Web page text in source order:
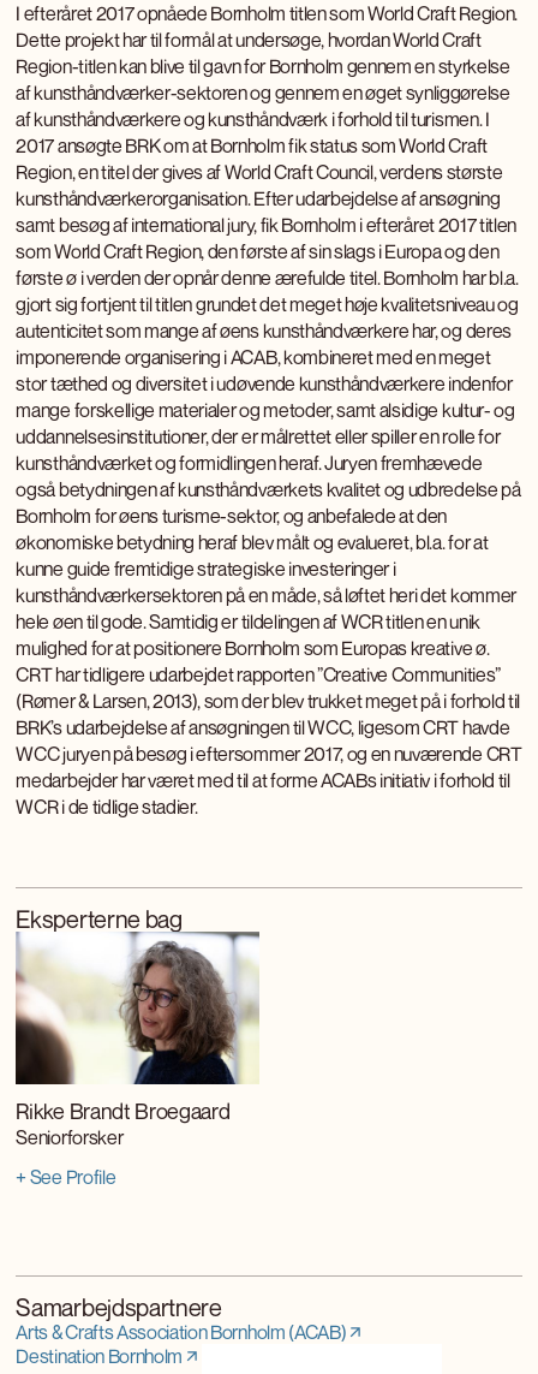
I efteråret 2017 opnåede Bornholm titlen som World Craft Region.
Dette projekt har til formål at undersøge, hvordan World Craft
Region-titlen kan blive til gavn for Bornholm gennem en styrkelse
af kunsthåndværker-sektoren og gennem en øget synliggørelse
af kunsthåndværkere og kunsthåndværk i forhold til turismen. I
2017 ansøgte BRK om at Bornholm fik status som World Craft
Region, en titel der gives af World Craft Council, verdens største
kunsthåndværkerorganisation. Efter udarbejdelse af ansøgning
samt besøg af international jury, fik Bornholm i efteråret 2017 titlen
som World Craft Region, den første af sin slags i Europa og den
første ø i verden der opnår denne ærefulde titel. Bornholm har bl.a.
gjort sig fortjent til titlen grundet det meget høje kvalitetsniveau og
autenticitet som mange af øens kunsthåndværkere har, og deres
imponerende organisering i ACAB, kombineret med en meget
stor tæthed og diversitet i udøvende kunsthåndværkere indenfor
mange forskellige materialer og metoder, samt alsidige kultur- og
uddannelsesinstitutioner, der er målrettet eller spiller en rolle for
kunsthåndværket og formidlingen heraf. Juryen fremhævede
også betydningen af kunsthåndværkets kvalitet og udbredelse på
Bornholm for øens turisme-sektor, og anbefalede at den
økonomiske betydning heraf blev målt og evalueret, bl.a. for at
kunne guide fremtidige strategiske investeringer i
kunsthåndværkersektoren på en måde, så løftet heri det kommer
hele øen til gode. Samtidig er tildelingen af WCR titlen en unik
mulighed for at positionere Bornholm som Europas kreative ø.
CRT har tidligere udarbejdet rapporten ”Creative Communities”
(Rømer & Larsen, 2013), som der blev trukket meget på i forhold til
BRK’s udarbejdelse af ansøgningen til WCC, ligesom CRT havde
WCC juryen på besøg i eftersommer 2017, og en nuværende CRT
medarbejder har været med til at forme ACABs initiativ i forhold til
WCR i de tidlige stadier.
Eksperterne bag
Rikke Brandt Broegaard
Seniorforsker
+ See Profile
Samarbejdspartnere
Arts & Crafts Association Bornholm (ACAB)
Destination Bornholm